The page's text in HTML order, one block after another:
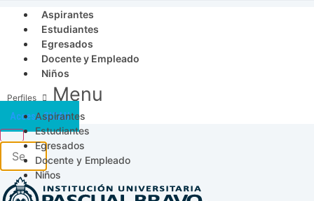
Aspirantes
Estudiantes
Egresados
Docente y Empleado
Niños
Menu
Aspirantes
Estudiantes
Egresados
Docente y Empleado
Niños
Acceso SICAU